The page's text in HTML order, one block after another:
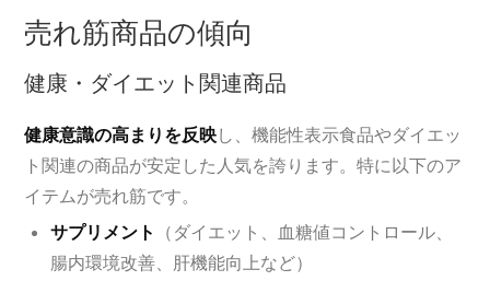
売れ筋商品の傾向
健康・ダイエット関連商品
健康意識の高まりを反映し、機能性表示食品やダイエッ
ト関連の商品が安定した人気を誇ります。特に以下のア
イテムが売れ筋です。
サプリメント
（ダイエット、血糖値コントロール、
腸内環境改善、肝機能向上など）